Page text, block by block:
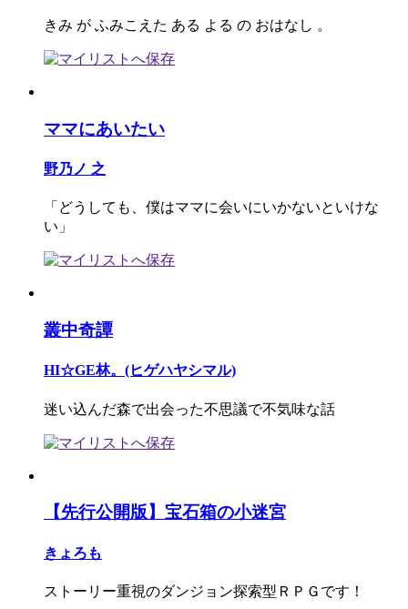
きみ が ふみこえた ある よる の おはなし 。
ママにあいたい
野乃ノ 之
「どうしても、僕はママに会いにいかないといけな
い」
叢中奇譚
HI☆GE林。(ヒゲハヤシマル)
迷い込んだ森で出会った不思議で不気味な話
【先行公開版】宝石箱の小迷宮
きょろも
ストーリー重視のダンジョン探索型ＲＰＧです！